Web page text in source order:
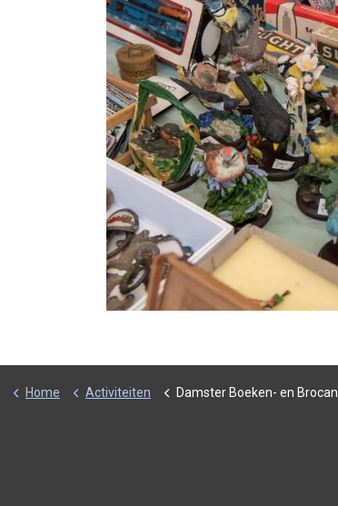
Home Activiteiten Damster Boeken- en Brocante Beurs